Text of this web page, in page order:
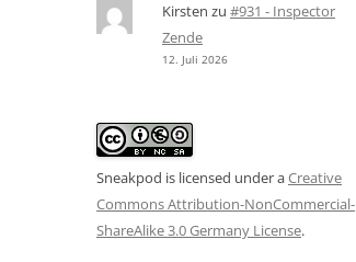
Kirsten zu #931 - Inspector
Zende
12. Juli 2026
Sneakpod is licensed under aCreative
Commons Attribution-NonCommercial-
ShareAlike 3.0 Germany License.